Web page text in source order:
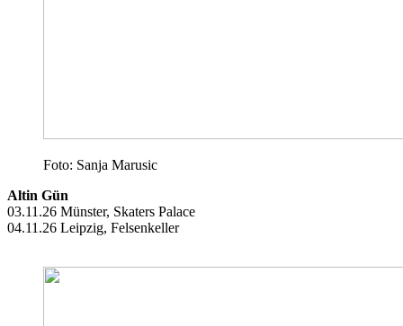
Foto: Sanja Marusic
Altin Gün
03.11.26 Münster, Skaters Palace
04.11.26 Leipzig, Felsenkeller